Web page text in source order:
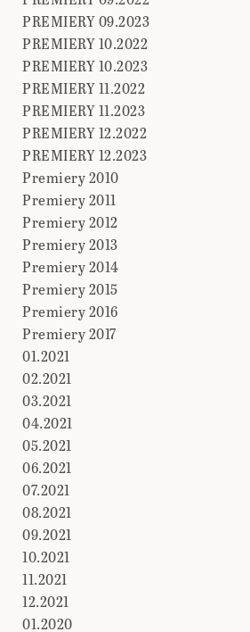
PREMIERY 09.2023
PREMIERY 10.2022
PREMIERY 10.2023
PREMIERY 11.2022
PREMIERY 11.2023
PREMIERY 12.2022
PREMIERY 12.2023
Premiery 2010
Premiery 2011
Premiery 2012
Premiery 2013
Premiery 2014
Premiery 2015
Premiery 2016
Premiery 2017
01.2021
02.2021
03.2021
04.2021
05.2021
06.2021
07.2021
08.2021
09.2021
10.2021
11.2021
12.2021
01.2020